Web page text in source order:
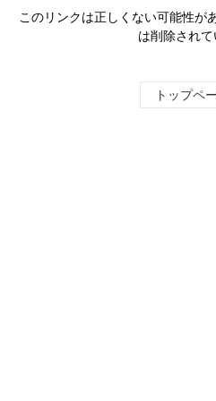
このリンクは正しくない可能性が
は削除されて
トップペ